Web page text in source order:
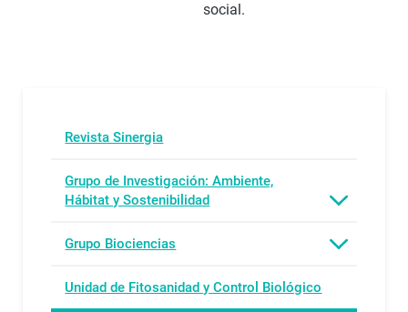
social.
Revista Sinergia
Grupo de Investigación: Ambiente,
Hábitat y Sostenibilidad
Grupo Biociencias
Unidad de Fitosanidad y Control Biológico